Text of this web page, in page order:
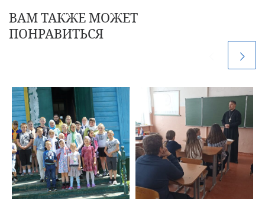
ВАМ ТАКЖЕ МОЖЕТ
ПОНРАВИТЬСЯ